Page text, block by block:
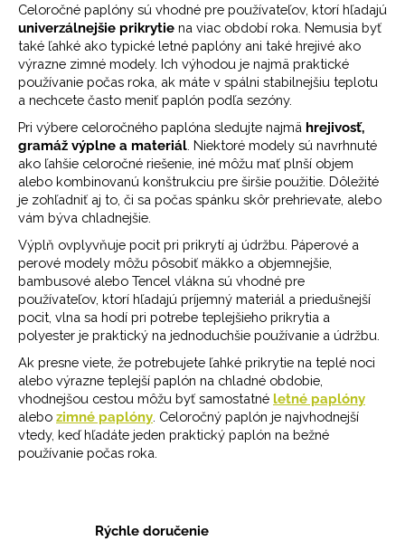
l
á
d
a
c
e
p
r
v
k
v
ý
p
i
s
u
Celoročné paplóny sú vhodné pre používateľov, ktorí hľadajú
univerzálnejšie prikrytie na viac období roka. Nemusia byť
také ľahké ako typické letné paplóny ani také hrejivé ako
výrazne zimné modely. Ich výhodou je najmä praktické
používanie počas roka, ak máte v spálni stabilnejšiu teplotu
a nechcete často meniť paplón podľa sezóny.
Pri výbere celoročného paplóna sledujte najmä hrejivosť,
gramáž výplne a materiál . Niektoré modely sú navrhnuté
ako ľahšie celoročné riešenie, iné môžu mať plnší objem
alebo kombinovanú konštrukciu pre širšie použitie. Dôležité
je zohľadniť aj to, či sa počas spánku skôr prehrievate, alebo
vám býva chladnejšie.
Výplň ovplyvňuje pocit pri prikrytí aj údržbu. Páperové a
perové modely môžu pôsobiť mäkko a objemnejšie,
bambusové alebo Tencel vlákna sú vhodné pre
používateľov, ktorí hľadajú príjemný materiál a priedušnejší
pocit, vlna sa hodí pri potrebe teplejšieho prikrytia a
polyester je praktický na jednoduchšie používanie a údržbu.
Ak presne viete, že potrebujete ľahké prikrytie na teplé noci
alebo výrazne teplejší paplón na chladné obdobie,
vhodnejšou cestou môžu byť samostatné letné paplóny
alebo zimné paplóny . Celoročný paplón je najvhodnejší
vtedy, keď hľadáte jeden praktický paplón na bežné
používanie počas roka.
Rýchle doručenie